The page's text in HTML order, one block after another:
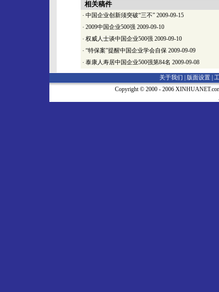
相关稿件
· 中国企业创新须突破“三不” 2009-09-15
· 2009中国企业500强 2009-09-10
· 权威人士谈中国企业500强 2009-09-10
· “特保案”提醒中国企业学会自保 2009-09-09
· 泰康人寿居中国企业500强第84名 2009-09-08
关于我们 | 版面设置
Copyright © 2000 - 2006